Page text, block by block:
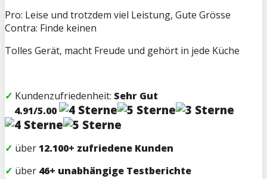
Pro: Leise und trotzdem viel Leistung, Gute Grösse
Contra: Finde keinen
Tolles Gerät, macht Freude und gehört in jede Küche
✓ Kundenzufriedenheit: Sehr Gut
4.91/5.00
✓ über12.100+ zufriedene Kunden
✓ über 46+ unabhängige Testberichte